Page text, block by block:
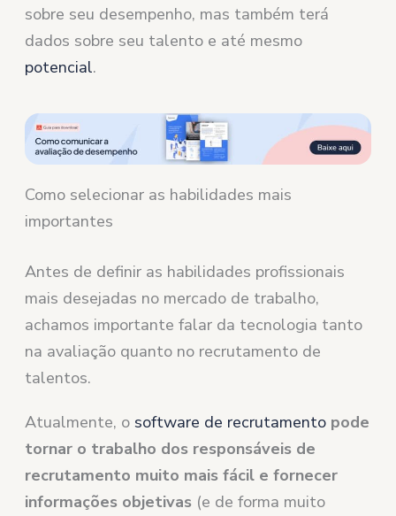
sobre seu desempenho, mas também terá
dados sobre seu talento e até mesmo
potencial.
Como selecionar as habilidades mais
importantes
Antes de definir as habilidades profissionais
mais desejadas no mercado de trabalho,
achamos importante falar da tecnologia tanto
na avaliação quanto no recrutamento de
talentos.
Atualmente, o software de recrutamento pode
tornar o trabalho dos responsáveis de
recrutamento muito mais fácil e fornecer
informações objetivas (e de forma muito